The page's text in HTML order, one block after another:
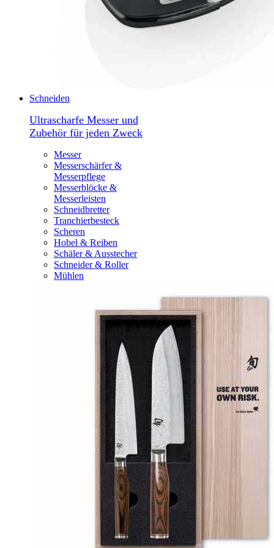
Schneiden
Ultrascharfe Messer und
Zubehör für jeden Zweck
Messer
Messerschärfer &
Messerpflege
Messerblöcke &
Messerleisten
Schneidbretter
Tranchierbesteck
Scheren
Hobel & Reiben
Schäler & Ausstecher
Schneider & Roller
Mühlen